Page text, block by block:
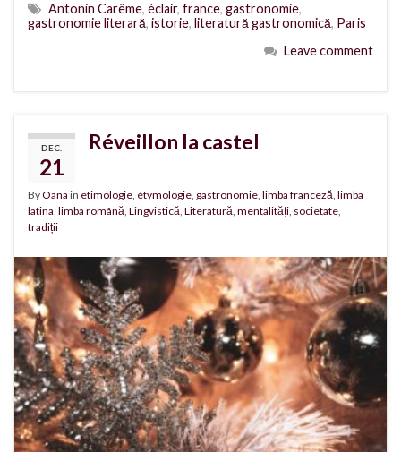
Antonin Carême, éclair, france, gastronomie,
gastronomie literară, istorie, literatură gastronomică, Paris
Leave comment
DEC.
21
Réveillon la castel
ByOana in etimologie étymologie gastronomie limba franceză limba
latina limba română Lingvistică Literatură mentalități societate
tradiții